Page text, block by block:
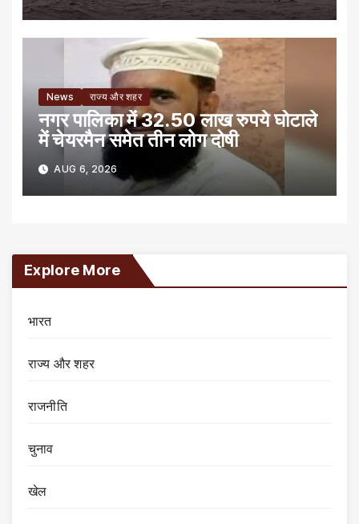
News राज्य और शहर
नगर पालिका में 32.50 लाख रुपये घोटाले
में चेयरमैन समेत तीन लोग दोषी
AUG 6, 2026
Explore More
भारत
राज्य और शहर
राजनीति
चुनाव
खेल